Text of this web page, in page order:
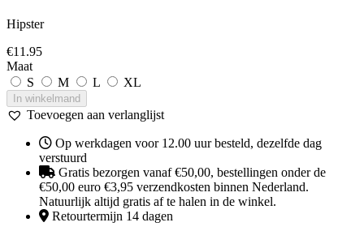
Hipster
€11.95
Maat
S
M L XL
In winkelmand
Toevoegen aan verlanglijst
Op werkdagen voor 12.00 uur besteld, dezelfde dag
verstuurd
Gratis bezorgen vanaf €50,00, bestellingen onder de
€50,00 euro €3,95 verzendkosten binnen Nederland.
Natuurlijk altijd gratis af te halen in de winkel.
Retourtermijn 14 dagen